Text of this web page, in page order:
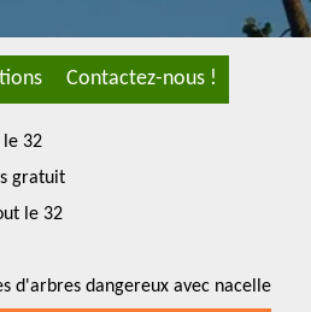
Contactez-nous !
le 32
gratuit
le 32
d'arbres dangereux avec nacelle